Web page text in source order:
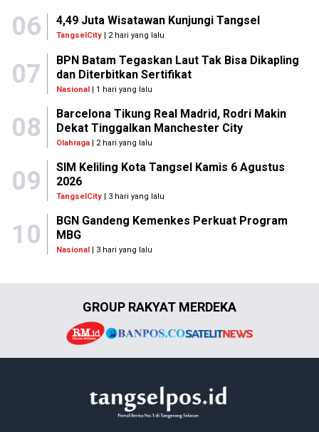
06 4,49 Juta Wisatawan Kunjungi Tangsel
TangselCity | 2 hari yang lalu
07
BPN Batam Tegaskan Laut Tak Bisa Dikapling
dan Diterbitkan Sertifikat
Nasional| 1 hari yang lalu
08
Barcelona Tikung Real Madrid, Rodri Makin
Dekat Tinggalkan Manchester City
Olahraga| 2 hari yang lalu
09
SIM Keliling Kota Tangsel Kamis 6 Agustus
2026
TangselCity| 3 hari yang lalu
10
BGN Gandeng Kemenkes Perkuat Program
MBG
Nasional| 3 hari yang lalu
GROUP RAKYAT MERDEKA